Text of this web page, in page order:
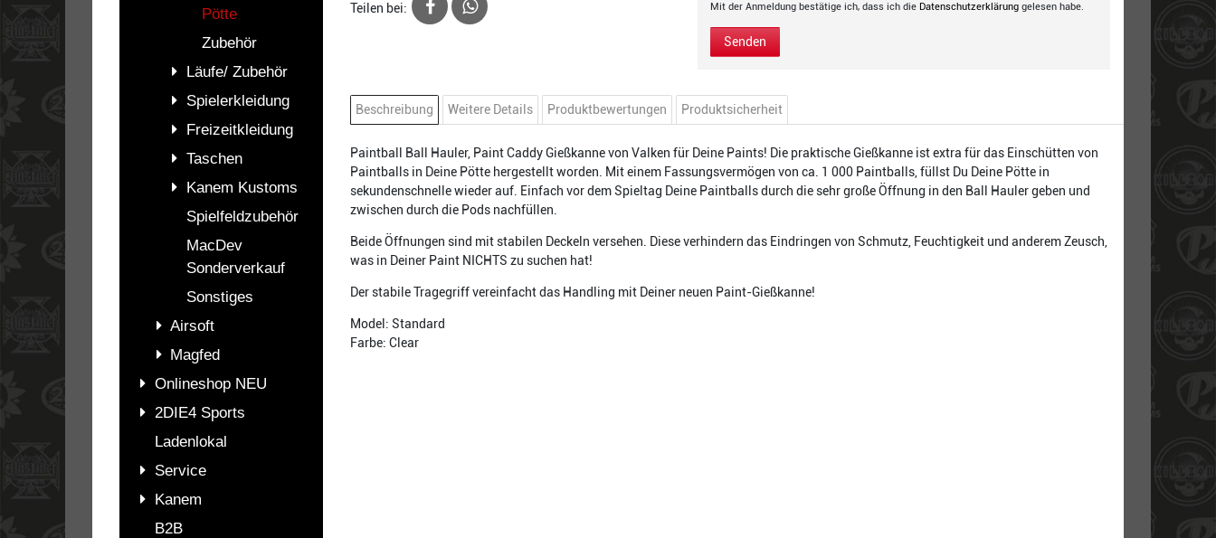
Pötte
Zubehör
Läufe/ Zubehör
Spielerkleidung
Freizeitkleidung
Taschen
Kanem Kustoms
Spielfeldzubehör
MacDev
Sonderverkauf
Sonstiges
Airsoft
Magfed
Onlineshop NEU
2DIE4 Sports
Ladenlokal
Service
Kanem
B2B
Teilen bei: Mit der Anmeldung bestätige ich, dass ich die Daten­schutz­erklärunggelesen habe.
Senden
Beschreibung Weitere Details Produktbewertungen Produktsicherheit
Paintball Ball Hauler, Paint Caddy Gießkanne von Valken für Deine Paints! Die praktische Gießkanne ist extra für das Einschütten von
Paintballs in Deine Pötte hergestellt worden. Mit einem Fassungsvermögen von ca. 1 000 Paintballs, füllst Du Deine Pötte in
sekundenschnelle wieder auf. Einfach vor dem Spieltag Deine Paintballs durch die sehr große Öffnung in den Ball Hauler geben und
zwischen durch die Pods nachfüllen.
Beide Öffnungen sind mit stabilen Deckeln versehen. Diese verhindern das Eindringen von Schmutz, Feuchtigkeit und anderem Zeusch,
was in Deiner Paint NICHTS zu suchen hat!
Der stabile Tragegriff vereinfacht das Handling mit Deiner neuen Paint-Gießkanne!
Model: Standard
Farbe: Clear